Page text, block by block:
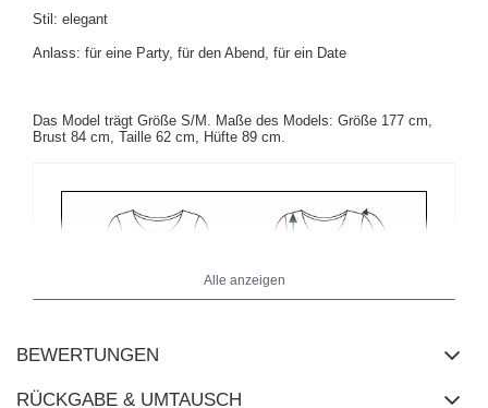
Stil: elegant
Anlass: für eine Party, für den Abend, für ein Date
Das Model trägt Größe S/M. Maße des Models: Größe 177 cm,
Brust 84 cm, Taille 62 cm, Hüfte 89 cm.
Alle anzeigen
BEWERTUNGEN
RÜCKGABE & UMTAUSCH